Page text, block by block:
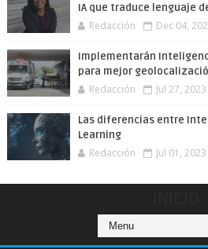
IA que traduce lenguaje
Redacción Dec 04,
Implementarán
para mejor
Redacción Jul 27, 2023
Las diferencias entre
Learning
Redacción Jul 01, 2023